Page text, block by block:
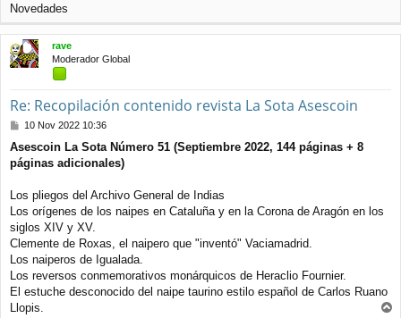
Novedades
i
rave
Moderador Global
Re: Recopilación contenido revista La Sota Asescoin
M
n
s
j
10 Nov 2022 10:36
Asescoin La Sota Número 51 (Septiembre 2022, 144 páginas + 8
páginas adicionales)
Los pliegos del Archivo General de Indias
Los orígenes de los naipes en Cataluña y en la Corona de Aragón en los
siglos XIV y XV.
Clemente de Roxas, el naipero que "inventó" Vaciamadrid.
Los naiperos de Igualada.
Los reversos conmemorativos monárquicos de Heraclio Fournier.
El estuche desconocido del naipe taurino estilo español de Carlos Ruano
Llopis.